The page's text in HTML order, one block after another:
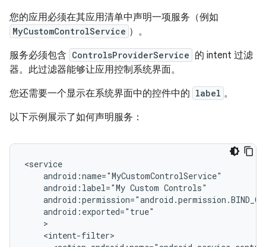
您的应用必须在其应用清单中声明一项服务（例如
MyCustomControlService ）。
服务必须包含 ControlsProviderService 的 intent 过滤
器。此过滤器能够让应用控制系统界面。
您还需要一个显示在系统界面中的控件中的 label 。
以下示例展示了如何声明服务：
android:label="My Custom